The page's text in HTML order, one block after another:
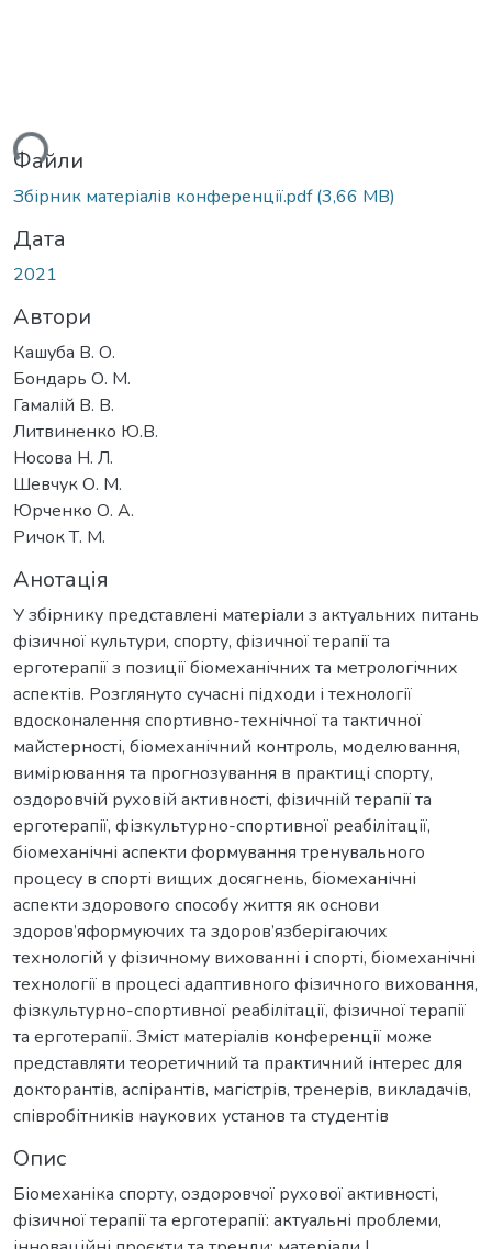
Файли
Збірник матеріалів конференції.pdf(3,66 MB)
Дата
2021
Автори
Кашуба В. О.
Бондарь О. М.
Гамалій В. В.
Литвиненко Ю.В.
Носова Н. Л.
Шевчук О. М.
Юрченко О. А.
Ричок Т. М.
Анотація
У збірнику представлені матеріали з актуальних питань
фізичної культури, спорту, фізичної терапії та
ерготерапії з позиції біомеханічних та метрологічних
аспектів. Розглянуто сучасні підходи і технології
вдосконалення спортивно-технічної та тактичної
майстерності, біомеханічний контроль, моделювання,
вимірювання та прогнозування в практиці спорту,
оздоровчій руховій активності, фізичній терапії та
ерготерапії, фізкультурно-спортивної реабілітації,
біомеханічні аспекти формування тренувального
процесу в спорті вищих досягнень, біомеханічні
аспекти здорового способу життя як основи
здоров’яформуючих та здоров’язберігаючих
технологій у фізичному вихованні і спорті, біомеханічні
технології в процесі адаптивного фізичного виховання,
фізкультурно-спортивної реабілітації, фізичної терапії
та ерготерапії. Зміст матеріалів конференції може
представляти теоретичний та практичний інтерес для
докторантів, аспірантів, магістрів, тренерів, викладачів,
співробітників наукових установ та студентів
Опис
Біомеханіка спорту, оздоровчої рухової активності,
фізичної терапії та ерготерапії: актуальні проблеми,